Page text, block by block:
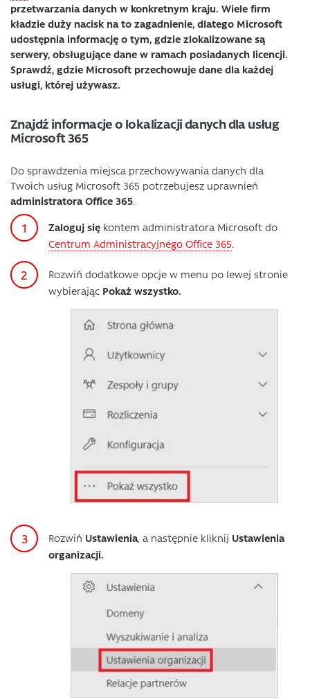
przetwarzania danych w konkretnym kraju. Wiele firm
kładzie duży nacisk na to zagadnienie, dlatego Microsoft
udostępnia informację o tym, gdzie zlokalizowane są
serwery, obsługujące dane w ramach posiadanych licencji.
Sprawdź, gdzie ‎Microsoft‎ przechowuje dane dla każdej
usługi, której używasz.
Znajdź informacje o lokalizacji danych dla usług
Microsoft 365
Do sprawdzenia miejsca przechowywania danych dla
Twoich usług Microsoft 365 potrzebujesz uprawnień
administratora Office 365.
Zaloguj się kontem administratora Microsoft do
Centrum Administracyjnego Office 365.
Rozwiń dodatkowe opcje w menu po lewej stronie
wybierając Pokaż wszystko.
Rozwiń Ustawienia, a następnie kliknij Ustawienia
organizacji.